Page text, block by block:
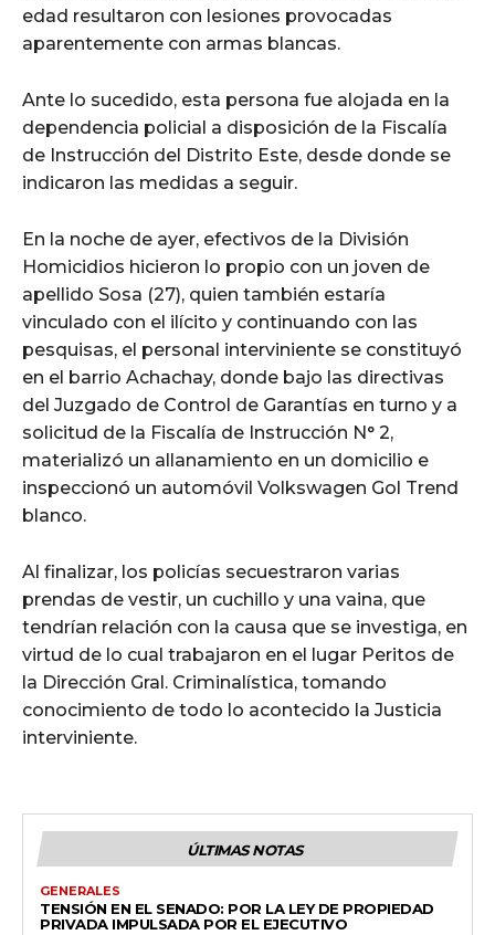
edad resultaron con lesiones provocadas
aparentemente con armas blancas.
Ante lo sucedido, esta persona fue alojada en la
dependencia policial a disposición de la Fiscalía
de Instrucción del Distrito Este, desde donde se
indicaron las medidas a seguir.
En la noche de ayer, efectivos de la División
Homicidios hicieron lo propio con un joven de
apellido Sosa (27), quien también estaría
vinculado con el ilícito y continuando con las
pesquisas, el personal interviniente se constituyó
en el barrio Achachay, donde bajo las directivas
del Juzgado de Control de Garantías en turno y a
solicitud de la Fiscalía de Instrucción N° 2,
materializó un allanamiento en un domicilio e
inspeccionó un automóvil Volkswagen Gol Trend
blanco.
Al finalizar, los policías secuestraron varias
prendas de vestir, un cuchillo y una vaina, que
tendrían relación con la causa que se investiga, en
virtud de lo cual trabajaron en el lugar Peritos de
la Dirección Gral. Criminalística, tomando
conocimiento de todo lo acontecido la Justicia
interviniente.
ÚLTIMAS NOTAS
GENERALES
TENSIÓN EN EL SENADO: POR LA LEY DE PROPIEDAD
PRIVADA IMPULSADA POR EL EJECUTIVO